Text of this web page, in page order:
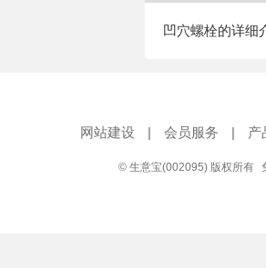
凹穴螺栓的详细
网站建设 | 会员服务 | 产
© 生意宝(002095) 版权所有